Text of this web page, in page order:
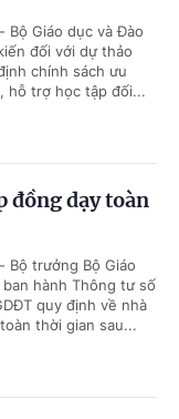
Bộ Giáo dục và Đào
đối với dự thảo
chính sách ưu
hỗ trợ học tập đối...
đồng dạy toàn
Bộ trưởng Bộ Giáo
hành Thông tư số
quy định về nhà
thời gian sau...